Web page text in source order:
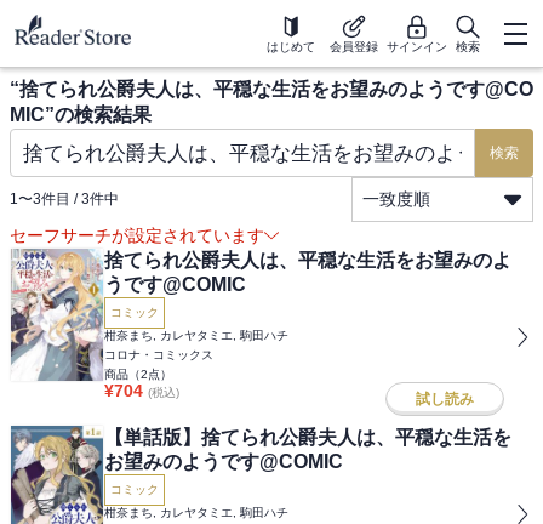
はじめて 会員登録 サインイン 検索
“捨てられ公爵夫人は、平穏な生活をお望みのようです@CO
MIC”の検索結果
検索
1〜3件目 / 3件中
一致度順
セーフサーチが設定されています
捨てられ公爵夫人は、平穏な生活をお望みのよ
うです@COMIC
コミック
柑奈まち, カレヤタミエ, 駒田ハチ
コロナ・コミックス
商品（2点）
¥704 (税込) 試し読み
【単話版】捨てられ公爵夫人は、平穏な生活を
お望みのようです@COMIC
コミック
柑奈まち, カレヤタミエ, 駒田ハチ